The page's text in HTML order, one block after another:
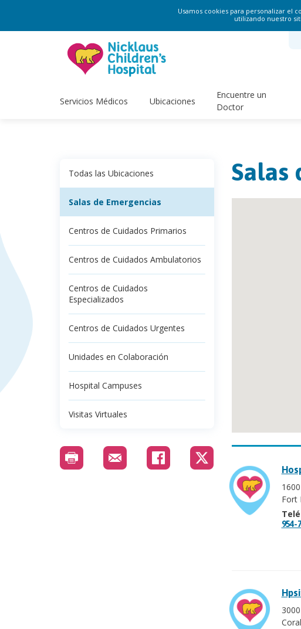
Usamos cookies para personalizar el
utilizando nuestro
Servicios Médicos Ubicaciones
Encuentre un
Doctor
Todas las Ubicaciones
Salas de Emergencias
Centros de Cuidados Primarios
Centros de Cuidados Ambulatorios
Centros de Cuidados
Especializados
Centros de Cuidados Urgentes
Unidades en Colaboración
Hospital Campuses
Visitas Virtuales
Salas
Fort
954-